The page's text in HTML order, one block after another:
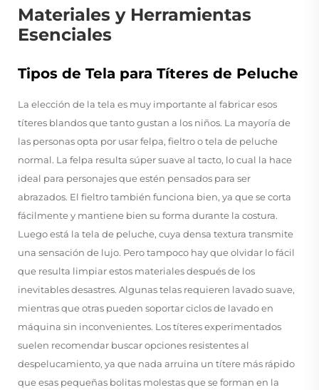
Materiales y Herramientas
Esenciales
Tipos de Tela para Títeres de Peluche
La elección de la tela es muy importante al fabricar esos
títeres blandos que tanto gustan a los niños. La mayoría de
las personas opta por usar felpa, fieltro o tela de peluche
normal. La felpa resulta súper suave al tacto, lo cual la hace
ideal para personajes que estén pensados para ser
abrazados. El fieltro también funciona bien, ya que se corta
fácilmente y mantiene bien su forma durante la costura.
Luego está la tela de peluche, cuya densa textura transmite
una sensación de lujo. Pero tampoco hay que olvidar lo fácil
que resulta limpiar estos materiales después de los
inevitables desastres. Algunas telas requieren lavado suave,
mientras que otras pueden soportar ciclos de lavado en
máquina sin inconvenientes. Los títeres experimentados
suelen recomendar buscar opciones resistentes al
despelucamiento, ya que nada arruina un títere más rápido
que esas pequeñas bolitas molestas que se forman en la